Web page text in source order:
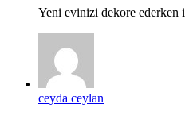
Yeni evinizi dekore ederken
ceyda ceylan